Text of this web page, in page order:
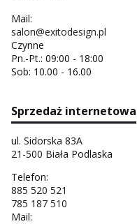
Mail:
salon@exitodesign.pl
Czynne
Pn.-Pt.: 09:00 - 18:00
Sob: 10.00 - 16.00
Sprzedaż internetowa
ul. Sidorska 83A
21-500 Biała Podlaska
Telefon:
885 520 521
785 187 510
Mail: